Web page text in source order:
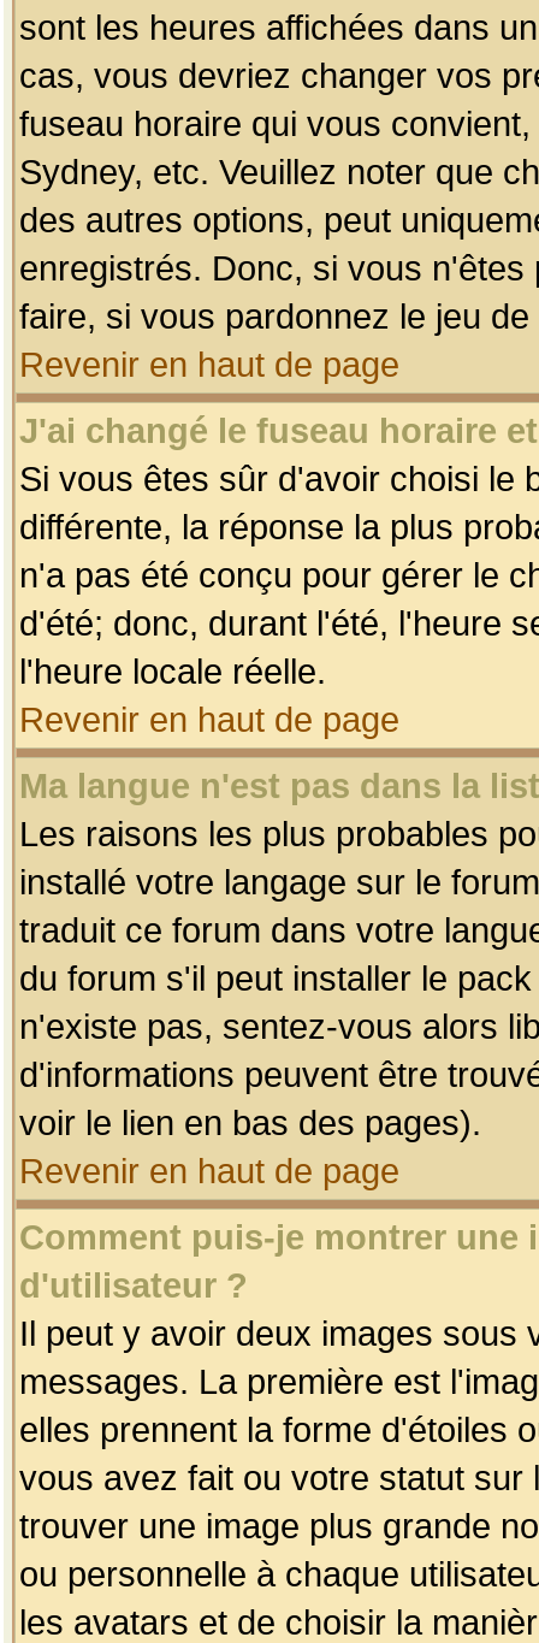
sont les heures affichées dans
cas, vous devriez changer vos
fuseau horaire qui vous
Sydney, etc. Veuillez noter que
des autres options, peut
enregistrés. Donc, si vous
faire, si vous pardonnez le jeu
Revenir en haut de page
J'ai changé le fuseau horaire
Si vous êtes sûr d'avoir choisi le
différente, la réponse la plus
n'a pas été conçu pour gérer le
d'été; donc, durant l'été, l'heure
l'heure locale réelle.
Revenir en haut de page
Ma langue n'est pas dans la
Les raisons les plus probables
installé votre langage sur le
traduit ce forum dans votre
du forum s'il peut installer le
n'existe pas, sentez-vous alors
d'informations peuvent être
voir le lien en bas des pages).
Revenir en haut de page
Comment puis-je montrer une
d'utilisateur ?
Il peut y avoir deux images sous
messages. La première est
elles prennent la forme d'étoiles
vous avez fait ou votre statut
trouver une image plus grande
ou personnelle à chaque
les avatars et de choisir la